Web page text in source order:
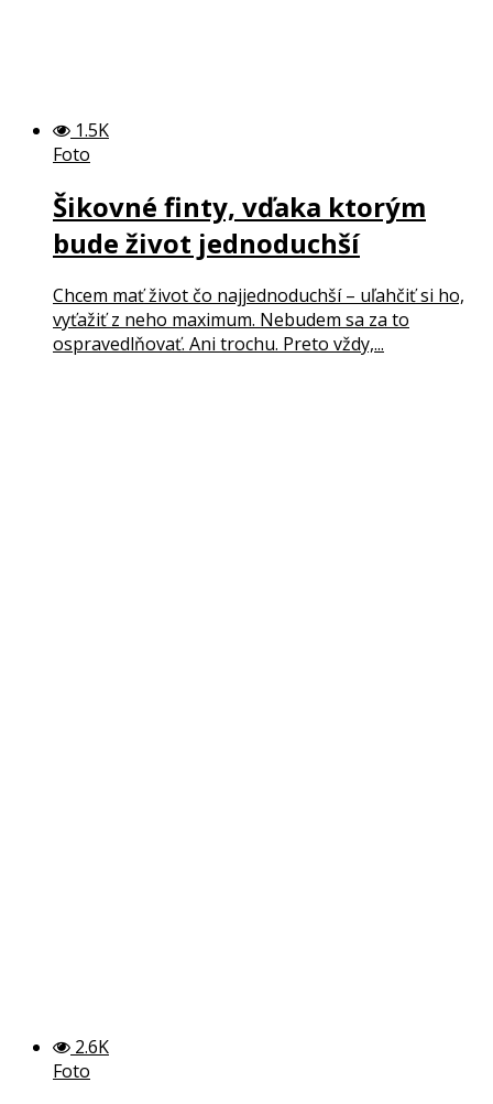
1.5K
Foto
Šikovné finty, vďaka ktorým
bude život jednoduchší
Chcem mať život čo najjednoduchší – uľahčiť si ho,
vyťažiť z neho maximum. Nebudem sa za to
ospravedlňovať. Ani trochu. Preto vždy,...
2.6K
Foto